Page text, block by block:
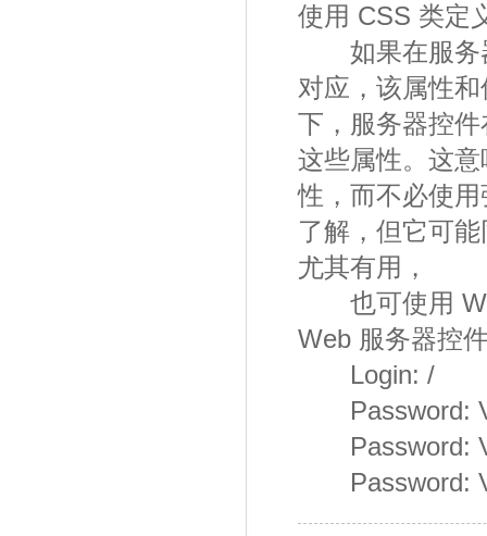
使用 CSS 类定
如果在服务器
对应，该属性
下，服务器控
这些属性。这
性，而不必使
了解，但它可
尤其有用，
也可使用
Web 服务器控
Login: /
Password:
Password:
Password: